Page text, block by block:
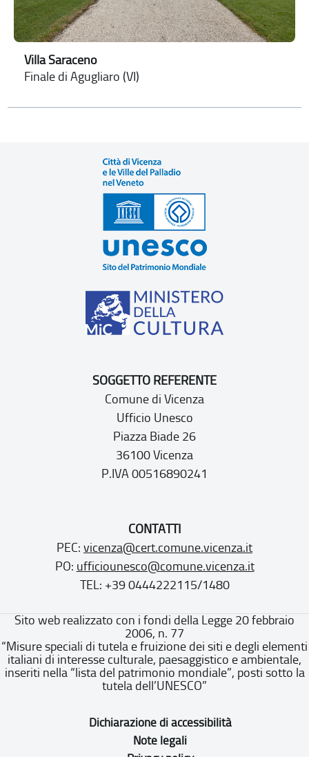
Villa Saraceno
Finale di Agugliaro (VI)
SOGGETTO REFERENTE
Comune di Vicenza
Ufficio Unesco
Piazza Biade 26
36100 Vicenza
P.IVA 00516890241
CONTATTI
PEC: vicenza@cert.comune.vicenza.it
PO: ufficiounesco@comune.vicenza.it
TEL: +39 0444222115/1480
Sito web realizzato con i fondi della Legge 20 febbraio
2006, n. 77
“Misure speciali di tutela e fruizione dei siti e degli elementi
italiani di interesse culturale, paesaggistico e ambientale,
inseriti nella “lista del patrimonio mondiale”, posti sotto la
tutela dell’UNESCO”
Dichiarazione di accessibilità
Note legali